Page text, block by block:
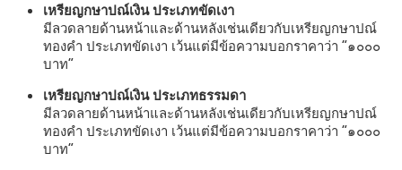
เหรียญกษาปณ์เงิน ประเภทขัดเงา
มีลวดลายด้านหน้าและด้านหลังเช่นเดียวกับเหรียญกษาปณ์
ทองคำ ประเภทขัดเงา เว้นแต่มีข้อความบอกราคาว่า “๑๐๐๐
บาท”
เหรียญกษาปณ์เงิน ประเภทธรรมดา
มีลวดลายด้านหน้าและด้านหลังเช่นเดียวกับเหรียญกษาปณ์
ทองคำ ประเภทขัดเงา เว้นแต่มีข้อความบอกราคาว่า “๑๐๐๐
บาท”